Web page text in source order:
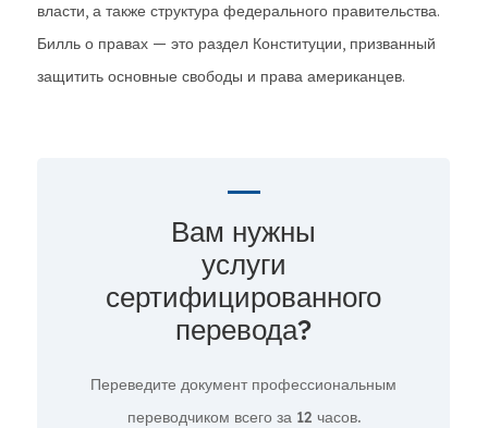
власти, а также структура федерального правительства.
Билль о правах — это раздел Конституции, призванный
защитить основные свободы и права американцев.
Вам нужны
услуги
сертифицированного
перевода?
Переведите документ профессиональным
переводчиком всего за 12 часов.